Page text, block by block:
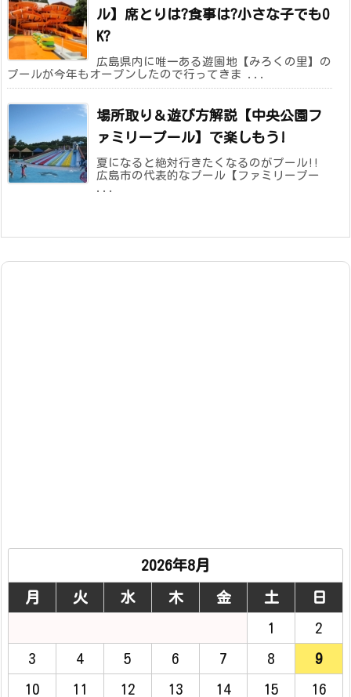
ル】席とりは?食事は?小さな子でもO
K?
広島県内に唯一ある遊園地【みろくの里】の
プールが今年もオープンしたので行ってきま ...
場所取り＆遊び方解説【中央公園フ
ァミリープール】で楽しもう!
夏になると絶対行きたくなるのがプール!!
広島市の代表的なプール【ファミリープー
2026年8月
月 火 水 木 金 土 日
1 2
3 4 5 6 7 8 9
10 11 12 13 14 15 16